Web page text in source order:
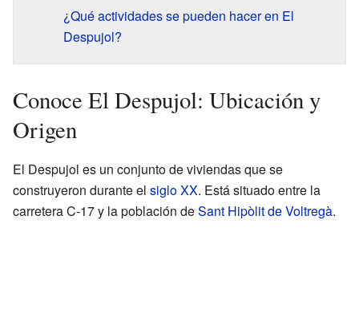
¿Qué actividades se pueden hacer en El
Despujol?
Conoce El Despujol: Ubicación y
Origen
El Despujol es un conjunto de viviendas que se
construyeron durante el siglo XX. Está situado entre la
carretera C-17 y la población deSant Hipòlit de Voltregà.